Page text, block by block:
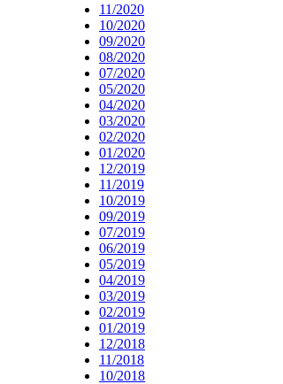
11/2020
10/2020
09/2020
08/2020
07/2020
05/2020
04/2020
03/2020
02/2020
01/2020
12/2019
11/2019
10/2019
09/2019
07/2019
06/2019
05/2019
04/2019
03/2019
02/2019
01/2019
12/2018
11/2018
10/2018